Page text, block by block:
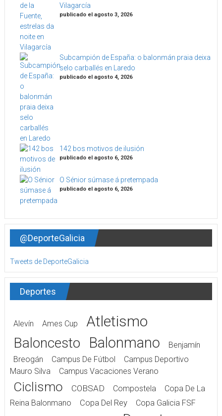
Vilagarcía
publicado el agosto 3, 2026
Subcampión de España: o balonmán praia deixa
selo carballés en Laredo
publicado el agosto 4, 2026
142 bos motivos de ilusión
publicado el agosto 6, 2026
O Sénior súmase á pretempada
publicado el agosto 6, 2026
@DeporteGalicia
Tweets de DeporteGalicia
Deportes
Alevín Ames Cup Atletismo
Baloncesto Balonmano
Benjamín
Breogán
Campus De Fútbol
Campus Deportivo
Mauro Silva
Campus Vacaciones Verano
Ciclismo COBSAD Compostela
Copa De La
Reina Balonmano
Copa Del Rey
Copa Galicia FSF